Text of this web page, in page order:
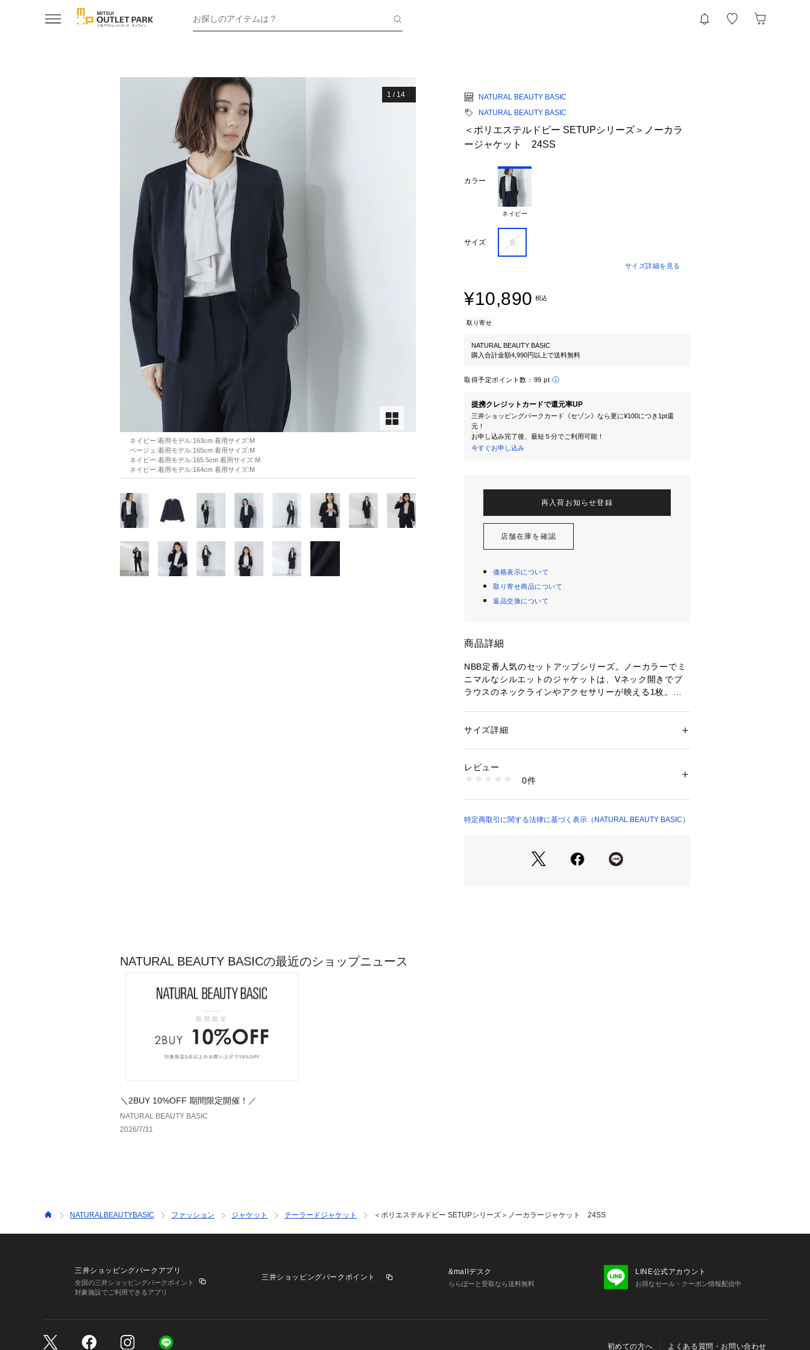
お探しのアイテムは？
1 / 14
ネイビー:着用モデル:163cm 着用サイズ:M
ベージュ:着用モデル:165cm 着用サイズ:M
ネイビー:着用モデル:165.5cm 着用サイズ:M
ネイビー:着用モデル:164cm 着用サイズ:M
NATURAL BEAUTY BASIC
NATURAL BEAUTY BASIC
＜ポリエステルドビー SETUPシリーズ＞ノーカラ
ージャケット 24SS
カラー
ネイビー
サイズ Ｓ
サイズ詳細を見る
¥10,890 税込
取り寄せ
NATURAL BEAUTY BASIC
購入合計金額4,990円以上で送料無料
取得予定ポイント数： 99 pt
提携クレジットカードで還元率UP
三井ショッピングパークカード《セゾン》なら更に¥100につき1pt還
元！
お申し込み完了後、最短５分でご利用可能！
今すぐお申し込み
再入荷お知らせ登録
店舗在庫を確認
価格表示について
取り寄せ商品について
返品交換について
商品詳細
NBB定番人気のセットアップシリーズ。ノーカラーでミ
ニマルなシルエットのジャケットは、Vネック開きでブ
ラウスのネックラインやアクセサリーが映える1枚。袖
あわせてセットアップで着ていただけます。
シワになりづらいドビー組織の素材を使用。適度なスト
レッチで、程良い膨らみと反発感があります。マシンウ
※気になる紫外線を通しにくくする効果があります。効
性別：レディース
生産国：中国製
洗濯：40℃非常に弱い 漂白× アイロン150℃ ドライ弱い タンブル
※詳しい洗濯方法については、商品の品質表示タグをご覧くださ
商品番号：1100700000450 （モール）
サイズ詳細
レビュー
0件
特定商取引に関する法律に基づく表示（NATURAL BEAUTY BASIC）
NATURAL BEAUTY BASICの最近のショップニュース
＼2BUY 10%OFF 期間限定開催！／
NATURAL BEAUTY BASIC
2026/7/31
NATURALBEAUTYBASIC ファッション ジャケット テーラードジャケット ＜ポリエステルドビー SETUPシリーズ＞ノーカラージャケット 24SS
三井ショッピングパークアプリ
全国の三井ショッピングパークポイント
対象施設でご利用できるアプリ
三井ショッピングパークポイント
&mallデスク
ららぽーと受取なら送料無料
LINE公式アカウント
お得なセール・クーポン情報配信中
初めての方へ よくある質問・お問い合わせ